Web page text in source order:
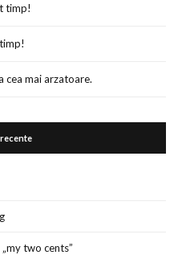
timp!
cea mai arzatoare.
two cents”